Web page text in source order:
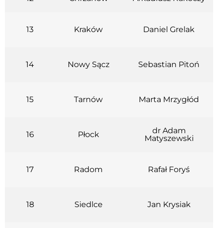
13 Kraków Daniel Grelak
14 Nowy Sącz Sebastian Pitoń
15 Tarnów Marta Mrzygłód
16 Płock
dr Adam
Matyszewski
17 Radom Rafał Foryś
18 Siedlce Jan Krysiak